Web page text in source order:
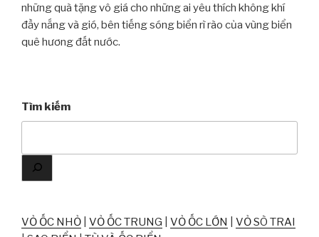
những quà tặng vô giá cho những ai yêu thích không khí
đầy nắng và gió, bên tiếng sóng biển rì rào của vùng biển
quê hương đất nước.
Tìm kiếm
VỎ ỐC NHỎ VỎ ỐC TRUNG VỎ ỐC LỚN
VỎ SÒ TRAI